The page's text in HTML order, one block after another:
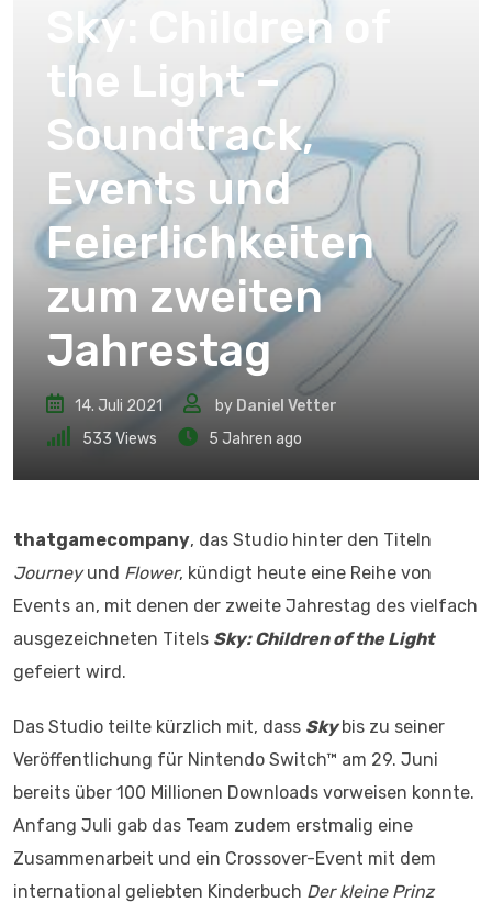
Sky: Children of
the Light –
Soundtrack,
Events und
Feierlichkeiten
zum zweiten
Jahrestag
14. Juli 2021 by Daniel Vetter
533 Views 5 Jahren ago
thatgamecompany, das Studio hinter den Titeln
Journeyund Flower, kündigt heute eine Reihe von
Events an, mit denen der zweite Jahrestag des vielfach
ausgezeichneten Titels Sky: Children of the Light
gefeiert wird.
Das Studio teilte kürzlich mit, dass Skybis zu seiner
Veröffentlichung für Nintendo Switch™ am 29. Juni
bereits über 100 Millionen Downloads vorweisen konnte.
Anfang Juli gab das Team zudem erstmalig eine
Zusammenarbeit und ein Crossover-Event mit dem
international geliebten Kinderbuch Der kleine Prinz